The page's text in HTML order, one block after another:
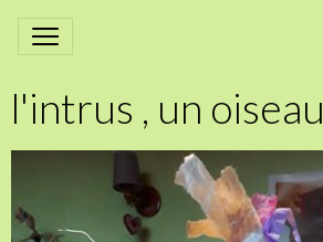
l'intrus , un oiseau